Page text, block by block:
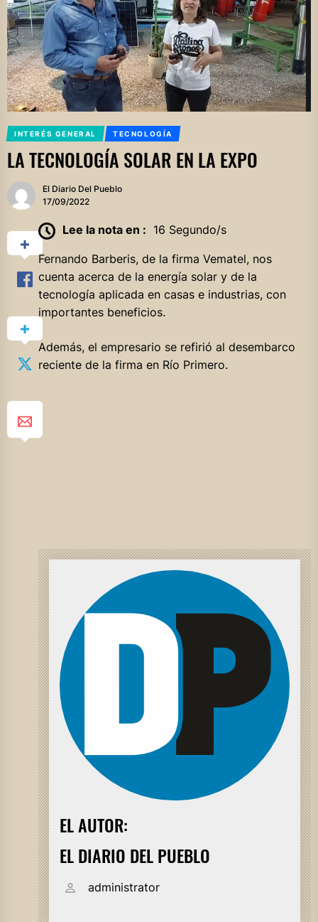
INTERÉS GENERAL TECNOLOGÍA
LA TECNOLOGÍA SOLAR EN LA EXPO
El Diario Del Pueblo
17/09/2022
Lee la nota en : 16 Segundo/s
Fernando Barberis, de la firma Vematel, nos
cuenta acerca de la energía solar y de la
tecnología aplicada en casas e industrias, con
importantes beneficios.
Además, el empresario se refirió al desembarco
reciente de la firma en Río Primero.
EL AUTOR:
EL DIARIO DEL PUEBLO
administrator